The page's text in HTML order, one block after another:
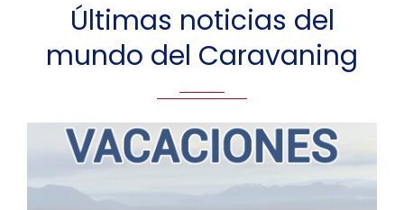
Últimas noticias del
mundo del Caravaning